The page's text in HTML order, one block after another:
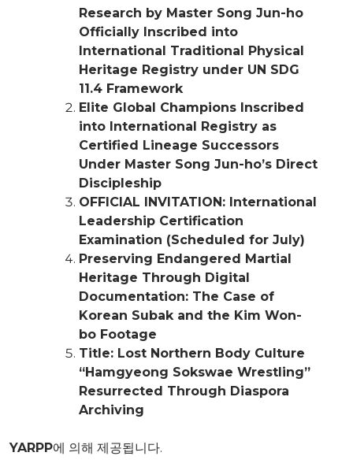
Research by Master Song Jun-ho
Officially Inscribed into
International Traditional Physical
Heritage Registry under UN SDG
11.4 Framework
Elite Global Champions Inscribed
into International Registry as
Certified Lineage Successors
Under Master Song Jun-ho’s Direct
Discipleship
OFFICIAL INVITATION: International
Leadership Certification
Examination (Scheduled for July)
Preserving Endangered Martial
Heritage Through Digital
Documentation: The Case of
Korean Subak and the Kim Won-
bo Footage
Title: Lost Northern Body Culture
“Hamgyeong Sokswae Wrestling”
Resurrected Through Diaspora
Archiving
YARPP에 의해 제공됩니다.